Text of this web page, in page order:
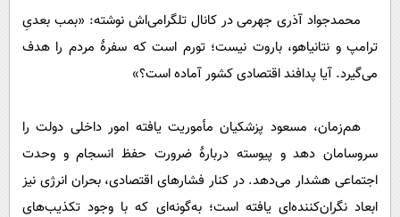
محمدجواد آذری جهرمی در کانال تلگرامی‌اش نوشته: «بمب بعدیِ
ترامپ و نتانیاهو، باروت نیست؛ تورم است که سفرۀ مردم را هدف
می‌گیرد. آیا پدافند اقتصادی کشور آماده است؟»
هم‌زمان، مسعود پزشکیان مأموریت یافته امور داخلی دولت را
سروسامان دهد و پیوسته دربارۀ ضرورت حفظ انسجام و وحدت
اجتماعی هشدار می‌دهد. در کنار فشارهای اقتصادی، بحران انرژی نیز
ابعاد نگران‌کننده‌ای یافته است؛ به‌گونه‌ای که با وجود تکذیب‌های